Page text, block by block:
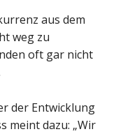
aus dem
weg zu
oft gar nicht
der Entwicklung
meint dazu: „Wir